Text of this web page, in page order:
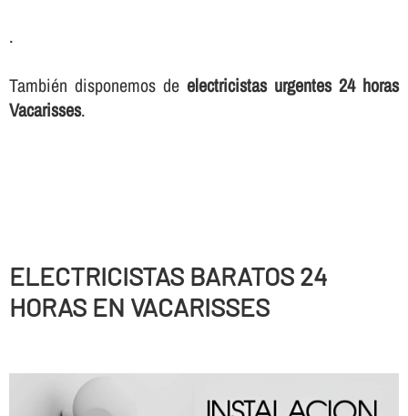
.
También disponemos de electricistas urgentes 24 horas
Vacarisses.
ELECTRICISTAS BARATOS 24
HORAS EN VACARISSES